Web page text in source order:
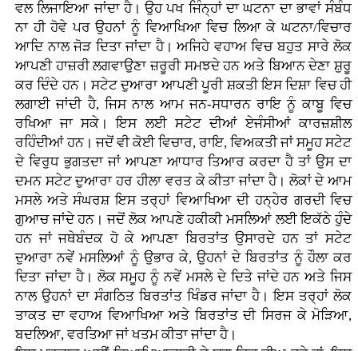
ਵਲ ਲਿਜਾਇਆ ਜਾਂਦਾ ਹੈ। ਉਹ ਪਖ ਜਿੰਨ੍ਹਾਂ ਦਾ ਘਟਨਾ ਦਾ ਭਾਵਾਂ ਸੰਬੰਧ
ਨਾ ਹੀ ਹੋਵੇ ਪਰ ਉਹਨਾਂ ਨੂੰ ਵਿਆਖਿਆ ਵਿਚ ਲਿਆ ਕੇ ਘਟਨਾ/ਵਿਚਾਰ
ਆਦਿ ਨਾਲ ਜੋੜ ਦਿਤਾ ਜਾਂਦਾ ਹੈ। ਅਜਿਹੇ ਵਹਾਅ ਵਿਚ ਬਹੁਤ ਸਾਰੇ ਲੋਕ
ਆਪਣੀ ਹਾਜ਼ਰੀ ਲਗਵਾਉਣਾ ਜ਼ਰੂਰੀ ਸਮਝਦੇ ਹਨ ਅਤੇ ਬਿਆਨ ਦੇਣਾ ਸ਼ੁਰੂ
ਕਰ ਦਿੰਦੇ ਹਨ। ਸਟੇਟ ਦੁਆਰਾ ਆਪਣੀ ਪੂਰੀ ਸ਼ਕਤੀ ਇਸ ਦਿਸ਼ਾ ਵਿਚ ਹੀ
ਲਗਾਈ ਜਾਂਦੀ ਹੈ, ਜਿਸ ਨਾਲ ਆਮ ਜਨ-ਸਧਾਰਨ ਰਾਇ ਨੂੰ ਕਾਬੂ ਵਿਚ
ਰਖਿਆ ਜਾ ਸਕੇ। ਇਸ ਲਈ ਸਟੇਟ ਦੀਆਂ ਏਜੰਸੀਆਂ ਕਾਰਜ਼ਸ਼ੀਲ
ਰਹਿੰਦੀਆਂ ਹਨ। ਜਦੋਂ ਵੀ ਕੋਈ ਵਿਚਾਰ, ਰਾਇ, ਵਿਅਕਤੀ ਜਾਂ ਸਮੂਹ ਸਟੇਟ
ਦੇ ਵਿਰੁਧ ਭੁਗਤਦਾ ਜਾਂ ਆਪਣਾ ਆਧਾਰ ਤਿਆਰ ਕਰਦਾ ਹੈ ਤਾਂ ਉਸ ਦਾ
ਦਮਨ ਸਟੇਟ ਦੁਆਰਾ ਹਰ ਹੀਲਾ ਵਰਤ ਕੇ ਕੀਤਾ ਜਾਂਦਾ ਹੈ। ਲੋਕਾਂ ਦੇ ਆਮ
ਮਸਲੇ ਅਤੇ ਸੰਘਰਸ਼ ਇਸ ਤਰ੍ਹਾਂ ਵਿਆਖਿਆ ਦੀ ਹਨ੍ਹੇਰ ਗਰਦੀ ਵਿਚ
ਗੁਆਚ ਜਾਂਦੇ ਹਨ। ਜਦੋਂ ਲੋਕ ਆਪਣੇ ਹਕੀਕੀ ਮਸਲਿਆਂ ਲਈ ਇਕੱਠੇ ਹੁੰਦੇ
ਹਨ ਜਾਂ ਜਥੇਬੰਦਕ ਹੋ ਕੇ ਆਪਣਾ ਬਿਰਤਾਂਤ ਉਸਾਰਦੇ ਹਨ ਤਾਂ ਸਟੇਟ
ਦੁਆਰਾ ਨਵੇਂ ਮਸਲਿਆਂ ਨੂੰ ਉਭਾਰ ਕੇ, ਉਹਨਾਂ ਦੇ ਬਿਰਤਾਂਤ ਨੂੰ ਹੌਲਾ ਕਰ
ਦਿਤਾ ਜਾਂਦਾ ਹੈ। ਲੋਕ ਸਮੂਹ ਨੂੰ ਨਵੇਂ ਮਸਲੇ ਦੇ ਦਿਤੇ ਜਾਂਦੇ ਹਨ ਅਤੇ ਜਿਸ
ਨਾਲ ਉਹਨਾਂ ਦਾ ਸੰਗਠਿਤ ਬਿਰਤਾਂਤ ਖਿੰਡਰ ਜਾਂਦਾ ਹੈ। ਇਸ ਤਰ੍ਹਾਂ ਲੋਕ
ਤਾਕਤ ਦਾ ਵਹਾਅ ਵਿਆਖਿਆ ਅਤੇ ਬਿਰਤਾਂਤ ਦੀ ਸਿਰਜ ਕੇ ਮੋੜਿਆ,
ਬਦਲਿਆ, ਵਰਤਿਆ ਜਾਂ ਖਤਮ ਕੀਤਾ ਜਾਂਦਾ ਹੈ।